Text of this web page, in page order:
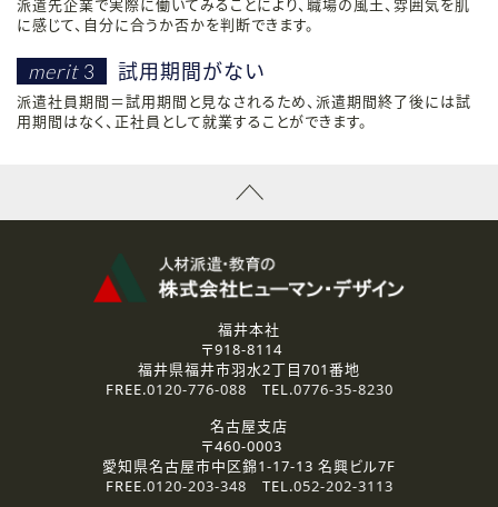
派遣先企業で実際に働いてみることにより、職場の風土、雰囲気を肌
に感じて、自分に合うか否かを判断できます。
merit 3 試用期間がない
派遣社員期間＝試用期間と見なされるため、派遣期間終了後には試
用期間はなく、正社員として就業することができます。
福井本社
〒918-8114
福井県福井市羽水2丁目701番地
FREE.0120-776-088 TEL.0776-35-8230
名古屋支店
〒460-0003
愛知県名古屋市中区錦1-17-13 名興ビル7F
FREE.0120-203-348 TEL.052-202-3113